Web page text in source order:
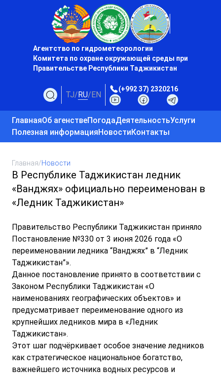
Агентство по гидрометеорологии
Комитета по охране окружающей среды при
Правительстве Республики Таджикистан
TJ/RU/EN
(+992 37) 2320216
ГлавнаяОб агенствеПогодаДеятельностьУслуги
Полезная информацияНовостиКонтакты
Главная/Новости
В Республике Таджикистан ледник
«Ванджях» официально переименован в
«Ледник Таджикистан»
Правительство Республики Таджикистан приняло
Постановление №330 от 3 июня 2026 года «О
переименовании ледника “Ванджях” в “Ледник
Таджикистан”».
Данное постановление принято в соответствии с
Законом Республики Таджикистан «О
наименованиях географических объектов» и
предусматривает переименование одного из
крупнейших ледников мира в «Ледник
Таджикистан».
Этот шаг подчёркивает особое значение ледников
как стратегическое национальное богатство,
важнейшего источника водных ресурсов и